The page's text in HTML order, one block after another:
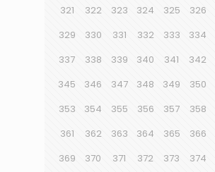
321
322 323 324 325 326
329
330 331 332 333 334
337
338 339 340 341 342
345
346 347 348 349 350
353
354 355 356 357 358
361
362 363 364 365 366
369
370 371 372 373 374